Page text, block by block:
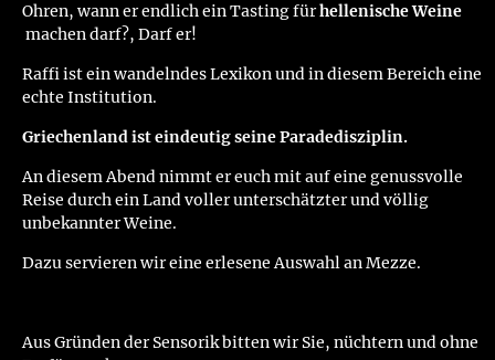
Ohren, wann er endlich ein Tasting fürhellenische Weine
machen darf?, Darf er!
Raffi ist ein wandelndes Lexikon und in diesem Bereich eine
echte Institution.
Griechenland ist eindeutig seine Paradedisziplin.
An diesem Abend nimmt er euch mit auf eine genussvolle
Reise durch ein Land voller unterschätzter und völlig
unbekannter Weine.
Dazu servieren wir eine erlesene Auswahl an Mezze.
Aus Gründen der Sensorik bitten wir Sie, nüchtern und ohne